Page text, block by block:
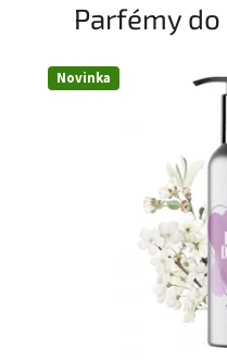
Parfémy
Novinka